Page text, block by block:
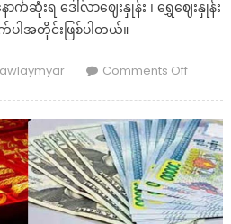
က်ဆုံးရ ဒေါ်လာဈေးနှုန်း ၊ ရွှေဈေးနှုန်း
က်ပါအတိုင်းဖြစ်ပါတယ်။
Comments Offon
(၂၇)
ရက်
အင်္ဂါနေ့
ည
ပိုင်း